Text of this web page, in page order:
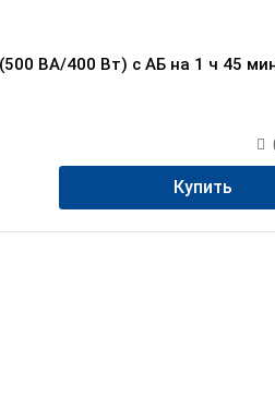
ВА/400 Вт) c АБ на 1 ч 45
Купить